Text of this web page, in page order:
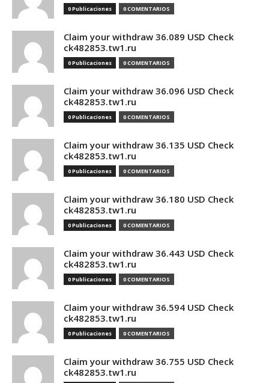
0 Publicaciones 0 COMENTARIOS
Claim your withdraw 36.089 USD Check
ck482853.tw1.ru
0 Publicaciones 0 COMENTARIOS
Claim your withdraw 36.096 USD Check
ck482853.tw1.ru
0 Publicaciones 0 COMENTARIOS
Claim your withdraw 36.135 USD Check
ck482853.tw1.ru
0 Publicaciones 0 COMENTARIOS
Claim your withdraw 36.180 USD Check
ck482853.tw1.ru
0 Publicaciones 0 COMENTARIOS
Claim your withdraw 36.443 USD Check
ck482853.tw1.ru
0 Publicaciones 0 COMENTARIOS
Claim your withdraw 36.594 USD Check
ck482853.tw1.ru
0 Publicaciones 0 COMENTARIOS
Claim your withdraw 36.755 USD Check
ck482853.tw1.ru